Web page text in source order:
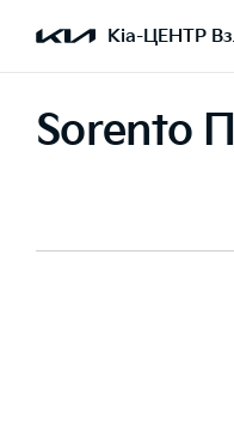
Kia-ЦЕНТР
Sorento